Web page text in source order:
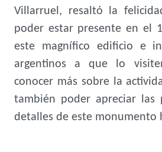
Villarruel, resaltó la
poder estar presente en el
este magnífico edificio e
argentinos a que lo
conocer más sobre la
también poder apreciar las
detalles de este monumento